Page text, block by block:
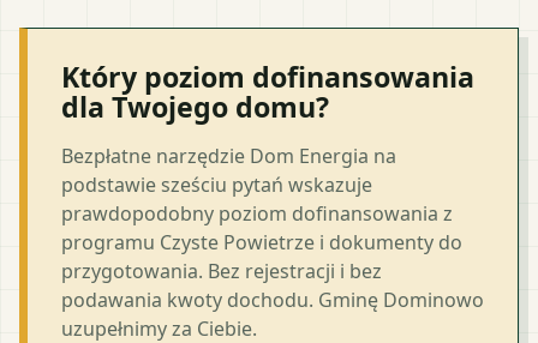
Który poziom dofinansowania
dla Twojego domu?
Bezpłatne narzędzie Dom Energia na
podstawie sześciu pytań wskazuje
prawdopodobny poziom dofinansowania z
programu Czyste Powietrze i dokumenty do
przygotowania. Bez rejestracji i bez
podawania kwoty dochodu. Gminę Dominowo
uzupełnimy za Ciebie.